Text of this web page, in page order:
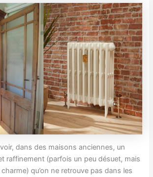
dans des maisons anciennes, un
raffinement (parfois un peu désuet, mais
qu’on ne retrouve pas dans les